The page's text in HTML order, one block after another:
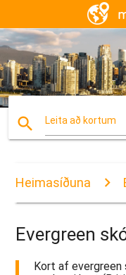
search Leita að kortum
Heimasíðuna
Evergreen
Kort af evergreen